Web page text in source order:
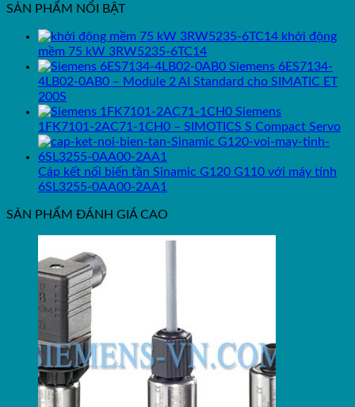
SẢN PHẨM NỔI BẬT
khởi động
mềm 75 kW 3RW5235-6TC14
Siemens 6ES7134-
4LB02-0AB0 – Module 2 AI Standard cho SIMATIC ET
200S
Siemens
1FK7101‑2AC71‑1CH0 – SIMOTICS S Compact Servo
Cáp kết nối biến tần Sinamic G120 G110 với máy tính
6SL3255-0AA00-2AA1
SẢN PHẨM ĐÁNH GIÁ CAO